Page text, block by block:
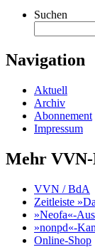
Suchen
Navigation
Aktuell
Archiv
Abonnement
Impressum
Mehr VVN-
VVN / BdA
Zeitleiste
»Neofa«-
»nonpd«-
Online-Shop